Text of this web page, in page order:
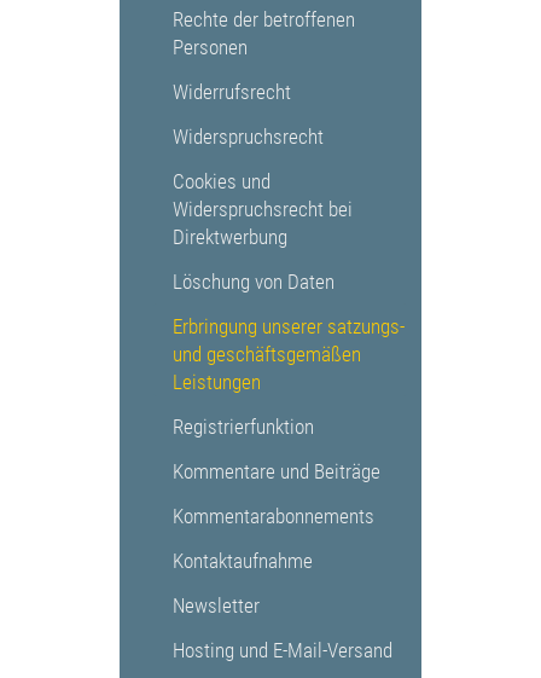
Rechte der betroffenen
Personen
Widerrufsrecht
Widerspruchsrecht
Cookies und
Widerspruchsrecht bei
Direktwerbung
Löschung von Daten
Erbringung unserer satzungs-
und geschäftsgemäßen
Leistungen
Registrierfunktion
Kommentare und Beiträge
Kommentarabonnements
Kontaktaufnahme
Newsletter
Hosting und E-Mail-Versand